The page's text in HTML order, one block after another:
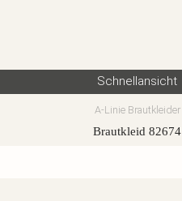
Schnellansicht
A-Linie Brautkleider
Brautkleid 82674